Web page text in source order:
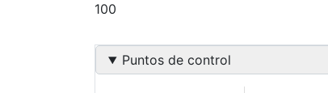
100
Puntos de control